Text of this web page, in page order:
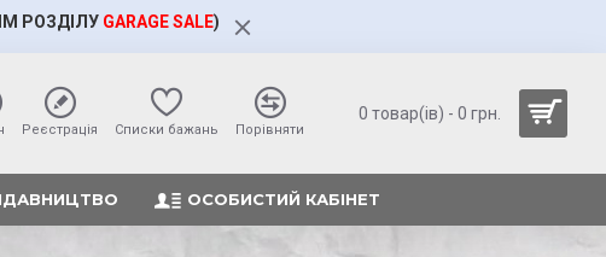
РОЗДІЛУ GARAGE SALE)
Реєстрація Cписки бажань Порівняти
0 товар(ів) - 0 грн.
ОСОБИСТИЙ КАБІНЕТ